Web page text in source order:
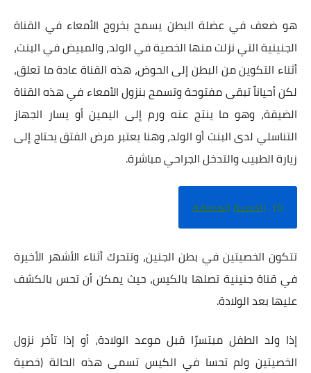
هو ضعف في عضلة البطن يسمح بخروج الأمعاء في القناة
الجنينية التي نزلت منها الخصية في الولد، والمبيض في البنت،
أثناء التكوين من البطن إلى الحوض، هذه القناة عادة ما تعلق،
لكن أحياناً تبقى مفتوحة وتسمح بنزول الأمعاء في هذه القناة
الضيقة، وهو ما ينتج عنه ورم إلى اليمين أو يسار الجهاز
التناسلي لدى البنت أو الولد، وهنا يعتبر مرض الفتق يحتاج إلى
زيارة الطبيب والتدخل الجراحي مباشرة.
10. الخصية المعلقة
تتكون الخصيتين في بطن الجنين، وتتحرك أثناء الأشهر الأخيرة
في قناة جنينية تصلها بالكيس، حيث يمكن أن تحس بالكشف
عليها بعد الولادة.
إذا ولد الطفل مبتسرًا قبل موعد الولادة، أو إذا تأخر نزول
الخصيتين ولم تحسا في الكيس تسمى هذه الحالة (خصية